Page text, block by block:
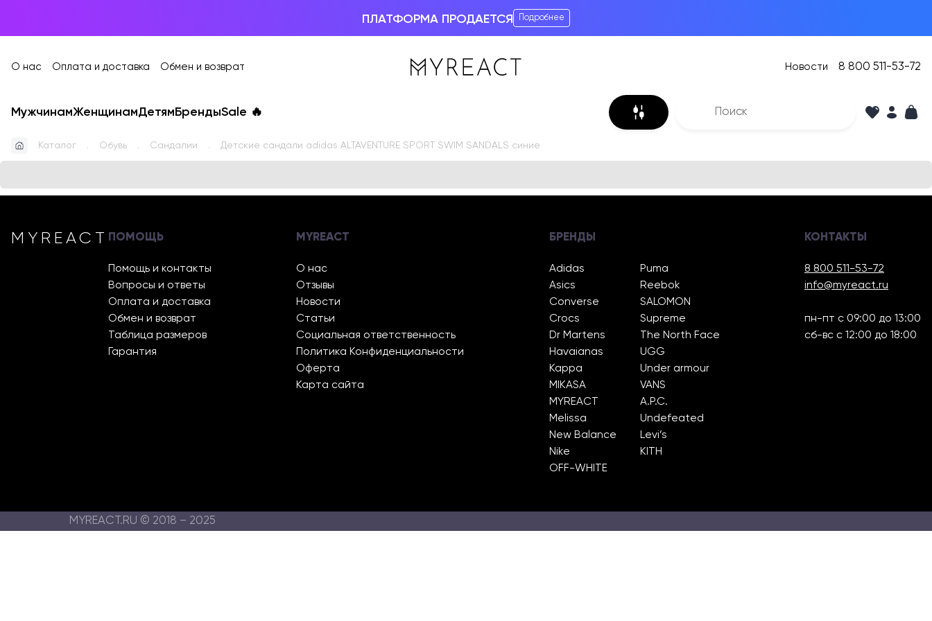
ПЛАТФОРМА ПРОДАЕТСЯ Подробнее
О нас Оплата и доставка Обмен и возврат Новости 8 800 511-53-72
МужчинамЖенщинамДетям БрендыSale 🔥
Каталог Обувь Сандалии Детские сандали adidas ALTAVENTURE SPORT SWIM SANDALS синие
MYREACT ПОМОЩЬ
Помощь и контакты
Вопросы и ответы
Оплата и доставка
Обмен и возврат
Таблица размеров
Гарантия
MYREACT
О нас
Отзывы
Новости
Статьи
Социальная ответственность
Политика Конфиденциальности
Оферта
Карта сайта
БРЕНДЫ
Adidas
Asics
Converse
Crocs
Dr Martens
Havaianas
Kappa
MIKASA
MYREACT
Melissa
New Balance
Nike
OFF-WHITE
Puma
Reebok
SALOMON
Supreme
The North Face
UGG
Under armour
VANS
A.P.C.
Undefeated
Levi’s
KITH
КОНТАКТЫ
8 800 511-53-72
info@myreact.ru
пн-пт с 09:00 до 13:00
сб-вс с 12:00 до 18:00
MYREACT.RU © 2018 – 2025